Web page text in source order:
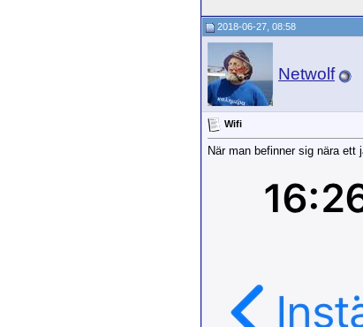
2018-06-27, 08:58
Netwolf
Wifi
När man befinner sig nära